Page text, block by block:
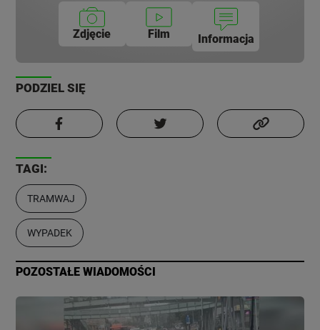
Zdjęcie Film Informacja
PODZIEL SIĘ
TAGI:
TRAMWAJ
WYPADEK
POZOSTAŁE WIADOMOŚCI